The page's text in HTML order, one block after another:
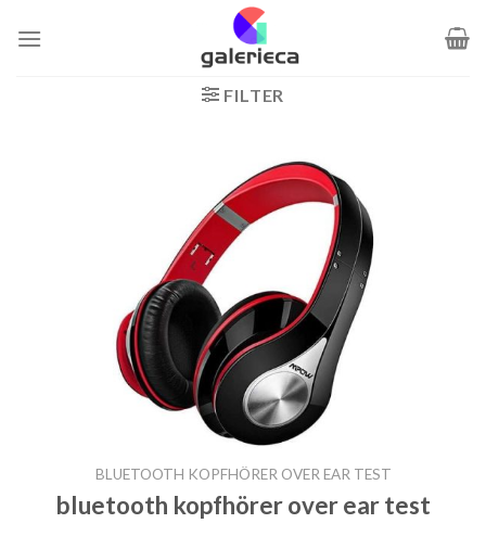
Inhalt
FILTER
BLUETOOTH KOPFHÖRER OVER EAR TEST
bluetooth kopfhörer over ear test